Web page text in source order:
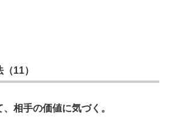
11）
相手の価値に気づく。